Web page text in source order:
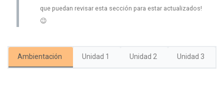
que puedan revisar esta sección para estar actualizados!
😉
Ambientación Unidad 1 Unidad 2 Unidad 3